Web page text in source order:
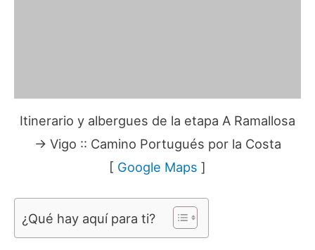
Itinerario y albergues de la etapa A Ramallosa
→ Vigo :: Camino Portugués por la Costa
[ Google Maps ]
¿Qué hay aquí para ti?